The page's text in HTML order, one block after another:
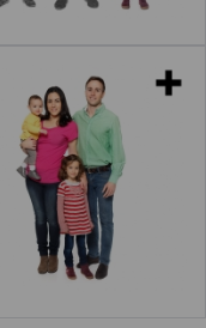
acerca de
más